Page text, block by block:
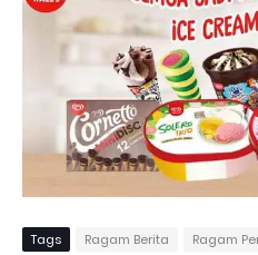
Tags Ragam Berita Ragam